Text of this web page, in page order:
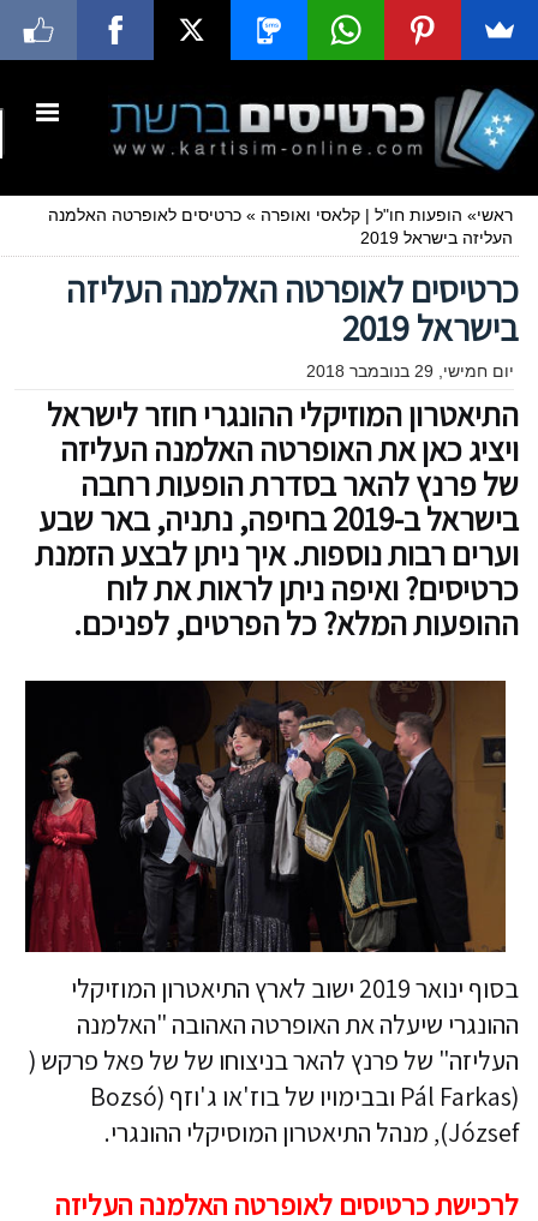
ראשי» הופעות חו"ל | קלאסי ואופרה » כרטיסים לאופרטה האלמנה
העליזה בישראל 2019
כרטיסים לאופרטה האלמנה העליזה
בישראל 2019
יום חמישי, 29 בנובמבר 2018
התיאטרון המוזיקלי ההונגרי חוזר לישראל
ויציג כאן את האופרטה האלמנה העליזה
של פרנץ להאר בסדרת הופעות רחבה
בישראל ב-2019 בחיפה, נתניה, באר שבע
וערים רבות נוספות. איך ניתן לבצע הזמנת
כרטיסים? ואיפה ניתן לראות את לוח
ההופעות המלא? כל הפרטים, לפניכם.
בסוף ינואר 2019 ישוב לארץ התיאטרון המוזיקלי
ההונגרי שיעלה את האופרטה האהובה "האלמנה
העליזה" של פרנץ להאר בניצוחו של של פאל פרקש (
(Pál Farkas ובבימויו של בוז'או ג'וזף (Bozsó
József), מנהל התיאטרון המוסיקלי ההונגרי.
לרכישת כרטיסים לאופרטה האלמנה העליזה